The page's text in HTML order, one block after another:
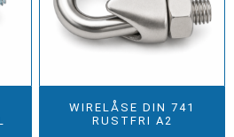
WIRELÅSE DIN 741
RUSTFRI A2